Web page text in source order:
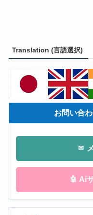
Translation (言語選択)
お問い合
✉
🤖 Ai